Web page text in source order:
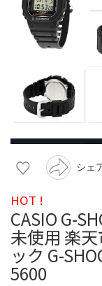
シェ
HOT !
CASIO G-
未使用 楽
ック G-
5600